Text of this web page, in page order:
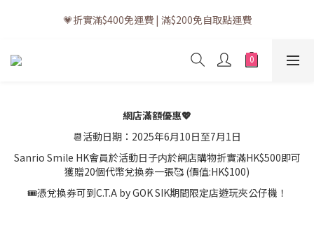
💗訂單一般送貨時間為3至5個工作天 (星期六、日及公眾假期並非
工作天)
💗折實滿$400免運費 | 滿$200免自取點運費
💗立即下載全新會員APP享有專屬會員禮遇
網店滿額優惠💖
📆活動日期：2025年6月10日至7月1日
Sanrio Smile HK會員於活動日子内於網店購物折實滿HK$500即可
獲贈20個代幣兌換券一張🥰 (價值:HK$100)
🎟️憑兌換券可到C.T.A by GOK SIK期間限定店遊玩夾公仔機！